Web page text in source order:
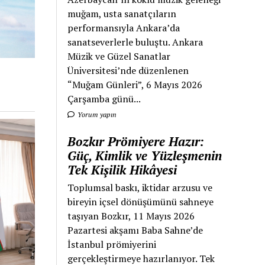
muğam, usta sanatçıların
performansıyla Ankara’da
sanatseverlerle buluştu. Ankara
Müzik ve Güzel Sanatlar
Üniversitesi’nde düzenlenen
“Muğam Günleri”, 6 Mayıs 2026
Çarşamba günü...
Yorum yapın
Bozkır Prömiyere Hazır:
Güç, Kimlik ve Yüzleşmenin
Tek Kişilik Hikâyesi
Toplumsal baskı, iktidar arzusu ve
bireyin içsel dönüşümünü sahneye
taşıyan Bozkır, 11 Mayıs 2026
Pazartesi akşamı Baba Sahne’de
İstanbul prömiyerini
gerçekleştirmeye hazırlanıyor. Tek